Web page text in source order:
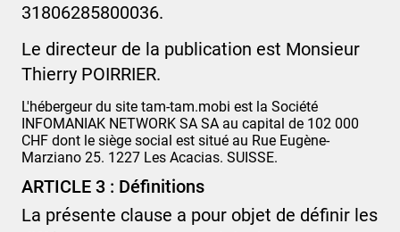
31806285800036.
Le directeur de la publication est Monsieur
Thierry POIRRIER.
L'hébergeur du site tam-tam.mobi est la Société
INFOMANIAK NETWORK SA SA au capital de 102 000
CHF dont le siège social est situé au Rue Eugène-
Marziano 25. 1227 Les Acacias. SUISSE.
ARTICLE 3 : Définitions
La présente clause a pour objet de définir les